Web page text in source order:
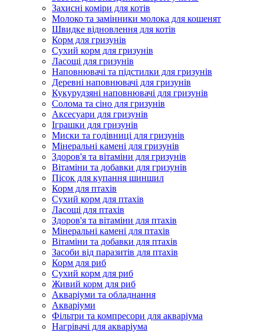
Захисні коміри для котів
Молоко та замінники молока для кошенят
Швидке відновлення для котів
Корм для гризунів
Сухий корм для гризунів
Ласощі для гризунів
Наповнювачі та підстилки для гризунів
Деревні наповнювачі для гризунів
Кукурудзяні наповнювачі для гризунів
Солома та сіно для гризунів
Аксесуари для гризунів
Іграшки для гризунів
Миски та годівниці для гризунів
Мінеральні камені для гризунів
Здоров'я та вітаміни для гризунів
Вітаміни та добавки для гризунів
Пісок для купання шиншил
Корм для птахів
Сухий корм для птахів
Ласощі для птахів
Здоров'я та вітаміни для птахів
Мінеральні камені для птахів
Вітаміни та добавки для птахів
Засоби від паразитів для птахів
Корм для риб
Сухий корм для риб
Живий корм для риб
Акваріуми та обладнання
Акваріуми
Фільтри та компресори для акваріума
Нагрівачі для акваріума